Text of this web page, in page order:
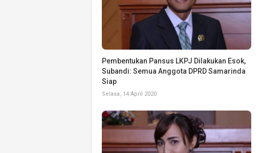
Pembentukan Pansus LKPJ Dilakukan Esok,
Subandi: Semua Anggota DPRD Samarinda
Siap
Selasa, 14 April 2020